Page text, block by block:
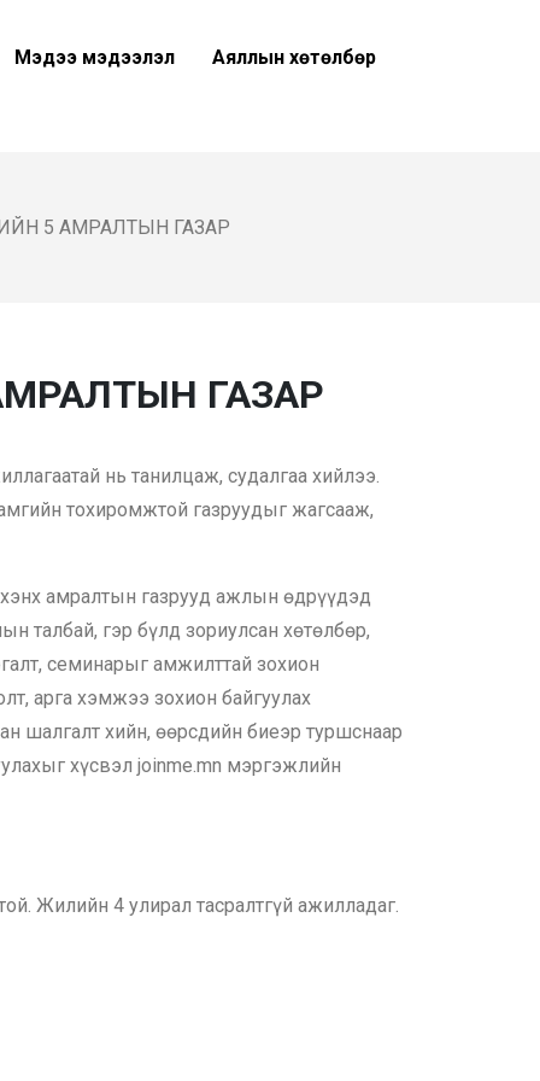
Мэдээ мэдээлэл Аяллын хөтөлбөр
5 АМРАЛТЫН ГАЗАР
ГАЗАР
нь танилцаж, судалгаа хийлээ.
тохиромжтой газруудыг жагсааж,
амралтын газрууд ажлын өдрүүдэд
талбай, гэр бүлд зориулсан хөтөлбөр,
семинарыг амжилттай зохион
арга хэмжээ зохион байгуулах
шалгалт хийн, өөрсдийн биеэр туршснаар
хүсвэл joinme.mn мэргэжлийн
Жилийн 4 улирал тасралтгүй ажилладаг.